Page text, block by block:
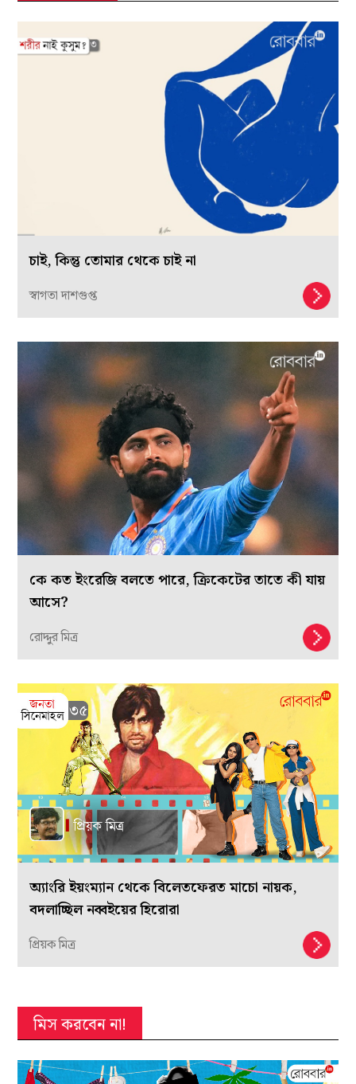
চাই, কিন্তু তোমার থেকে চাই না
স্বাগতা দাশগুপ্ত
কে কত ইংরেজি বলতে পারে, ক্রিকেটের তাতে কী যায়
আসে?
রোদ্দুর মিত্র
অ্যাংরি ইয়ংম্যান থেকে বিলেতফেরত মাচো নায়ক,
বদলাচ্ছিল নব্বইয়ের হিরোরা
প্রিয়ক মিত্র
মিস করবেন না!